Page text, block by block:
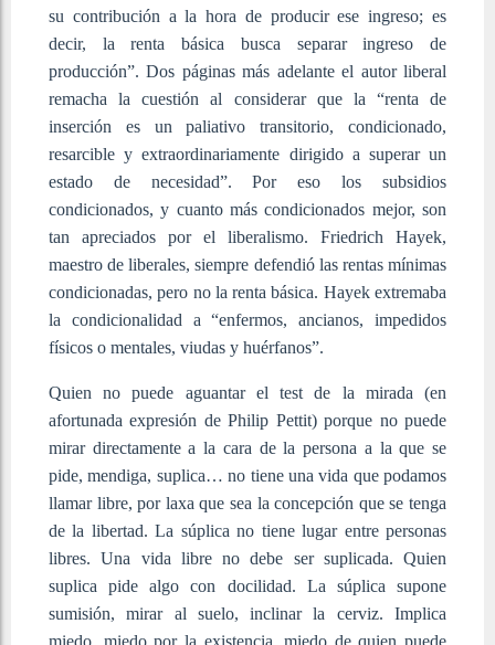
su contribución a la hora de producir ese ingreso; es
decir, la renta básica busca separar ingreso de
producción”. Dos páginas más adelante el autor liberal
remacha la cuestión al considerar que la “renta de
inserción es un paliativo transitorio, condicionado,
resarcible y extraordinariamente dirigido a superar un
estado de necesidad”. Por eso los subsidios
condicionados, y cuanto más condicionados mejor, son
tan apreciados por el liberalismo. Friedrich Hayek,
maestro de liberales, siempre defendió las rentas mínimas
condicionadas, pero no la renta básica. Hayek extremaba
la condicionalidad a “enfermos, ancianos, impedidos
físicos o mentales, viudas y huérfanos”.
Quien no puede aguantar el test de la mirada (en
afortunada expresión de Philip Pettit) porque no puede
mirar directamente a la cara de la persona a la que se
pide, mendiga, suplica… no tiene una vida que podamos
llamar libre, por laxa que sea la concepción que se tenga
de la libertad. La súplica no tiene lugar entre personas
libres. Una vida libre no debe ser suplicada. Quien
suplica pide algo con docilidad. La súplica supone
sumisión, mirar al suelo, inclinar la cerviz. Implica